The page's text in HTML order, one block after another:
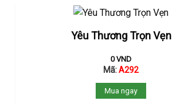
Yêu Thương Trọn Vẹn
0VND
Mã:A292
Mua ngay